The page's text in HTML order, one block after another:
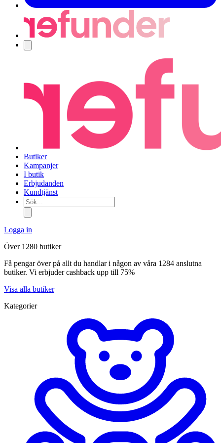
Butiker
Kampanjer
I butik
Erbjudanden
Kundtjänst
Sök...
Logga in
Över 1280 butiker
Få pengar över på allt du handlar i någon av våra 1284 anslutna
butiker. Vi erbjuder cashback upp till 75%
Visa alla butiker
Kategorier